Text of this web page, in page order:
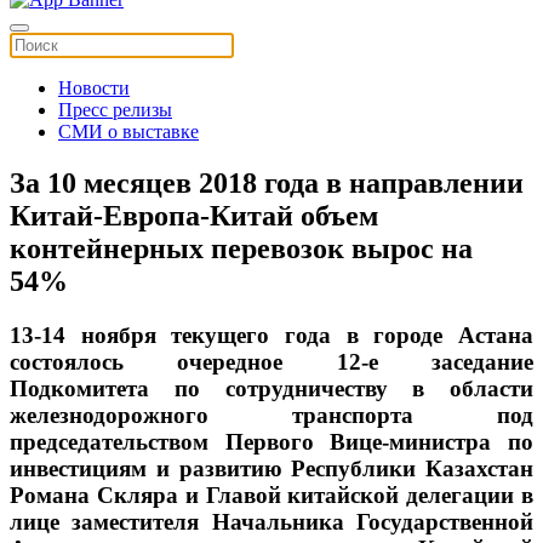
Новости
Пресс релизы
СМИ о выставке
За 10 месяцев 2018 года в направлении
Китай-Европа-Китай объем
контейнерных перевозок вырос на
54%
13-14 ноября текущего года в городе Астана
состоялось очередное 12-е заседание
Подкомитета по сотрудничеству в области
железнодорожного транспорта под
председательством Первого Вице-министра по
инвестициям и развитию Республики Казахстан
Романа Скляра и Главой китайской делегации в
лице заместителя Начальника Государственной